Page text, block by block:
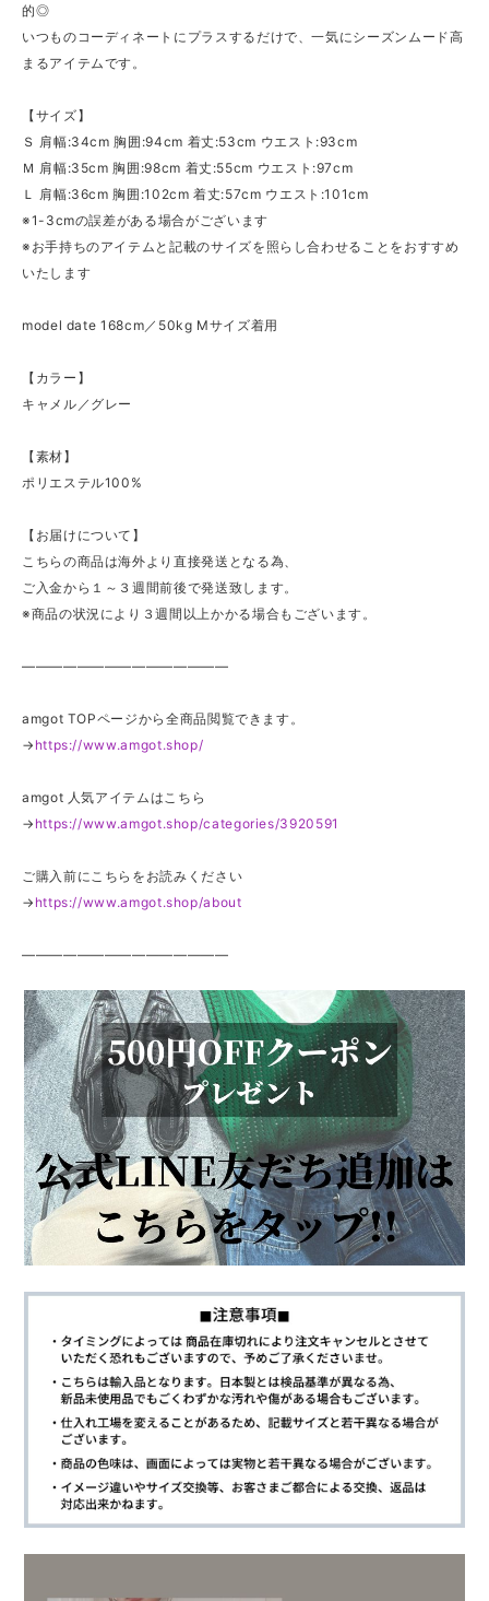
的◎
いつものコーディネートにプラスするだけで、一気にシーズンムード高
まるアイテムです。
【サイズ】
Ｓ 肩幅:34cm 胸囲:94cm 着丈:53cm ウエスト:93cm
Ｍ 肩幅:35cm 胸囲:98cm 着丈:55cm ウエスト:97cm
Ｌ 肩幅:36cm 胸囲:102cm 着丈:57cm ウエスト:101cm
※1-3cmの誤差がある場合がございます
※お手持ちのアイテムと記載のサイズを照らし合わせることをおすすめ
いたします
model date 168cm／50kg Mサイズ着用
【カラー】
キャメル／グレー
【素材】
ポリエステル100%
【お届けについて】
こちらの商品は海外より直接発送となる為、
ご入金から１～３週間前後で発送致します。
※商品の状況により３週間以上かかる場合もございます。
———————————————
amgot TOPページから全商品閲覧できます。
→ https://www.amgot.shop/
amgot 人気アイテムはこちら
→ https://www.amgot.shop/categories/3920591
ご購入前にこちらをお読みください
→ https://www.amgot.shop/about
———————————————